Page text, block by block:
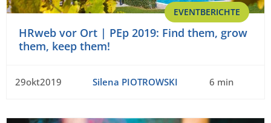
EVENTBERICHTE
HRweb vor Ort | PEp 2019: Find them, grow
them, keep them!
29okt2019 Silena PIOTROWSKI 6 min